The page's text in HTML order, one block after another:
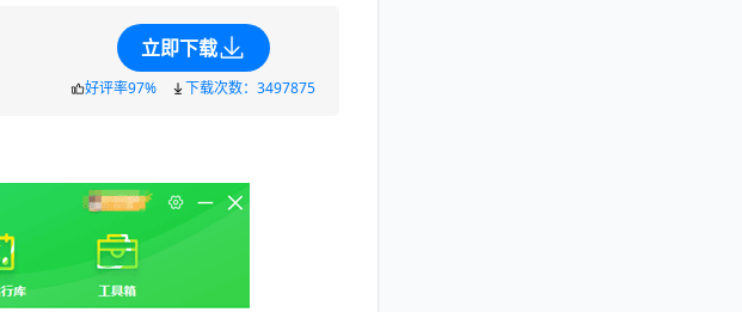
立即下载
好评率97% 下载次数：3497875